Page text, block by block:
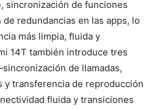
sincronización de funciones
redundancias en las apps, lo
más limpia, fluida y
14T también introduce tres
de llamadas,
y transferencia de reproducción
fluida y transiciones